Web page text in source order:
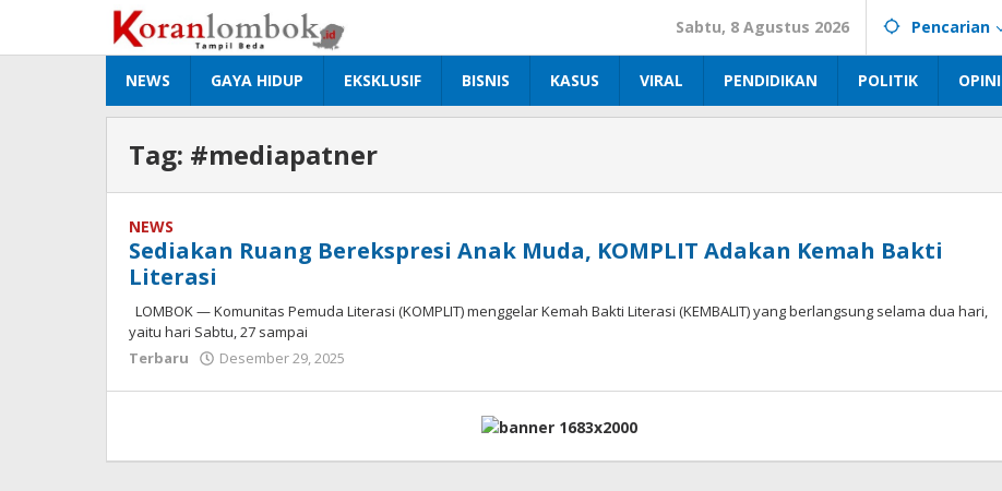
konten
Sabtu, 8 Agustus 2026 Pencarian
NEWS GAYA HIDUP EKSKLUSIF BISNIS KASUS VIRAL PENDIDIKAN POLITIK OPINI
Tag: #mediapatner
NEWS
Sediakan Ruang Berekspresi Anak Muda, KOMPLIT Adakan Kemah Bakti
Literasi
LOMBOK — Komunitas Pemuda Literasi (KOMPLIT) menggelar Kemah Bakti Literasi (KEMBALIT) yang berlangsung selama dua hari,
yaitu hari Sabtu, 27 sampai
Terbaru
Desember 29, 2025